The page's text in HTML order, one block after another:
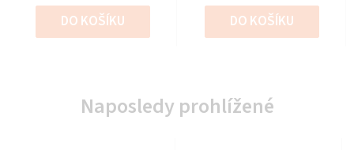
DO KOŠÍKU DO KOŠÍKU
Naposledy prohlížené